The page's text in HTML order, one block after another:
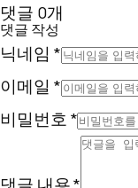
댓글 0개
댓글 작성
닉네임 *
이메일 *
비밀번호 *